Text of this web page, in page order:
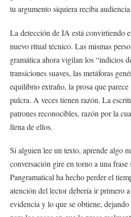
tu argumento siquiera reciba audiencia.
La detección de IA está convirtiendo
nuevo ritual técnico. Las mismas
gramática ahora vigilan los “indicios
transiciones suaves, las metáforas
equilibrio extraño, la prosa que
pulcra. A veces tienen razón. La
patrones reconocibles, razón por la
llena de ellos.
Si alguien lee un texto, aprende algo
conversación gire en torno a una
Pangramatical ha hecho perder el
atención del lector debería ir primero
evidencia y lo que se obtiene,